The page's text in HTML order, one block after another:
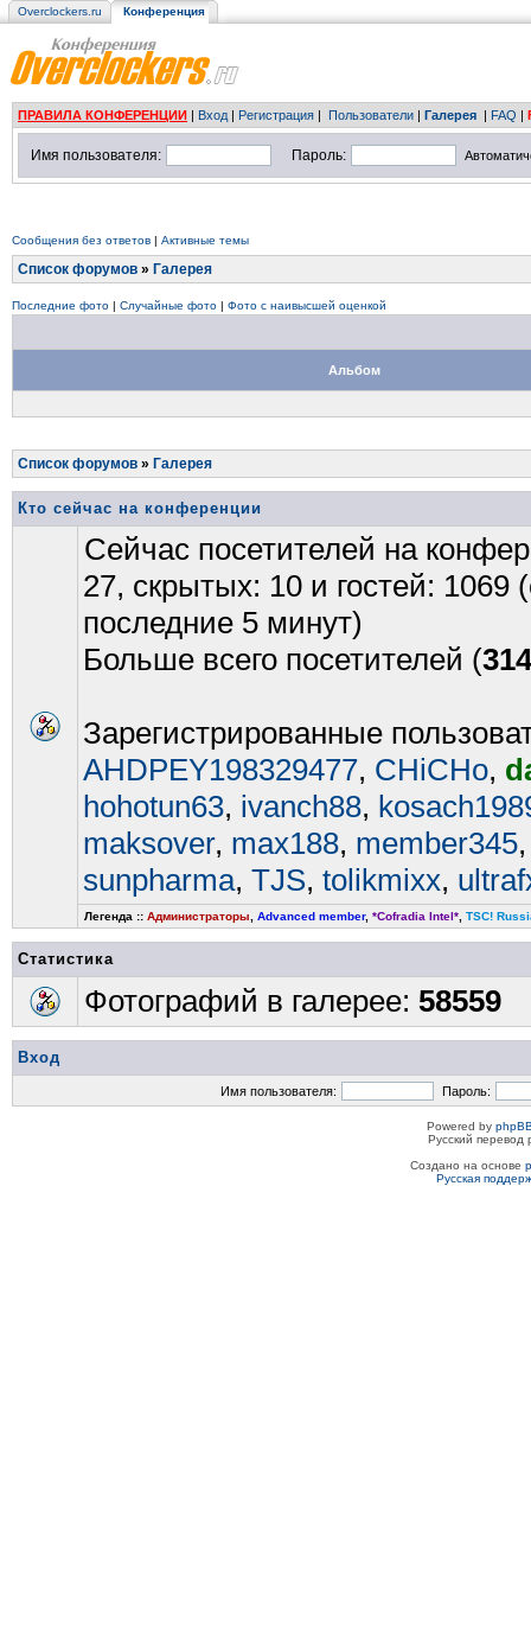
Overclockers.ru Конференция
ПРАВИЛА КОНФЕРЕНЦИИ | Вход | Регистрация | Пользователи | Галерея | FAQ |
Имя пользователя: Пароль:
Сообщения без ответов | Активные темы
Список форумов » Галерея
Последние фото | Случайные фото | Фото с наивысшей оценкой
Альбом
Список форумов » Галерея
Кто сейчас на конференции
Сейчас посетителей на
27, скрытых: 10 и гостей: 1069
последние 5 минут)
Больше всего посетителей (
Зарегистрированные
AHDPEY198329477, CHiCHo,
hohotun63, ivanch88,
maksover, max188, member345
sunpharma, TJS, tolikmixx,
Легенда :: Администраторы Advanced member, *Cofradia Intel* TSC!
Статистика
Фотографий в галерее: 58559
Вход
Имя пользователя: Пароль:
Powered by
Русский
Создано на основе
Русская